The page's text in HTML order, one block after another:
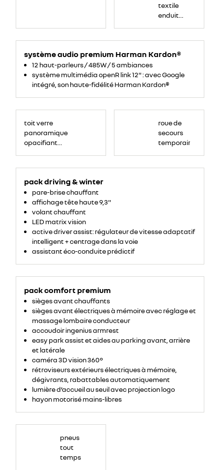
textile
enduit
perforée
surpiqûres
noires
système audio premium Harman Kardon®
12 haut-parleurs / 485W / 5 ambiances
système multimédia openR link 12" : avec Google
intégré, son haute-fidélité Harman Kardon®
<span
olk-
source="MessageBody"
Aptos,
serif,
EmojiFont;
font-
size:
12pt;
black;">Toit
panoramique
solarbay®.
modes
bouton
commande
</span>
EndFragment-
toit verre
panoramique
opacifiant
pack driving & winter
pare-brise chauffant
affichage tête haute 9,3''
volant chauffant
LED matrix vision
active driver assist: régulateur de vitesse adaptatif
intelligent + centrage dans la voie
assistant éco-conduite prédictif
pack comfort premium
sièges avant chauffants
sièges avant électriques à mémoire avec réglage et
massage lombaire conducteur
accoudoir ingenius armrest
easy park assist et aides au parking avant, arrière
et latérale
caméra 3D vision 360°
rétroviseurs extérieurs électriques à mémoire,
dégivrants, rabattables automatiquement
lumière d’accueil au seuil avec projection logo
hayon motorisé mains-libres
roue de
secours
temporaire
pneus
tout
temps